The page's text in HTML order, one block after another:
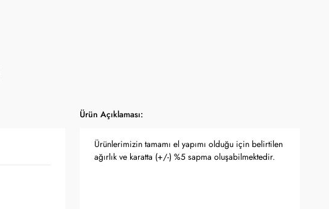
Ürün Açıklaması:
Ürünlerimizin tamamı el yapımı olduğu için belirtilen
ağırlık ve karatta (+/-) %5 sapma oluşabilmektedir.